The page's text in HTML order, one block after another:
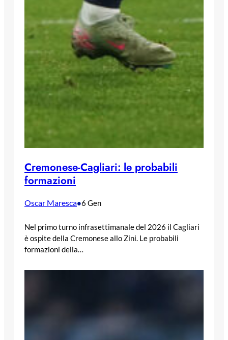
Cremonese-Cagliari: le probabili
formazioni
Oscar Maresca•6 Gen
Nel primo turno infrasettimanale del 2026 il Cagliari
è ospite della Cremonese allo Zini. Le probabili
formazioni della…